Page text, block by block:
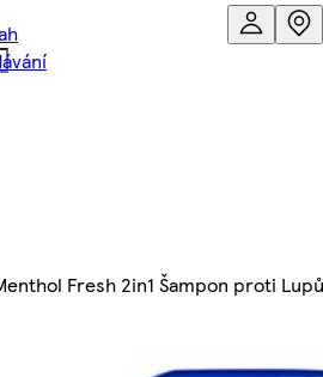
Fresh 2in1 Šampon proti